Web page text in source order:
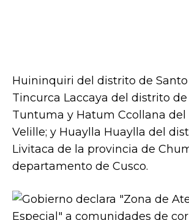
Huininquiri del distrito de Santo
Tincurca Laccaya del distrito de
Tuntuma y Hatum Ccollana
Velille; y Huaylla Huaylla del
Livitaca de la provincia de
departamento de Cusco.